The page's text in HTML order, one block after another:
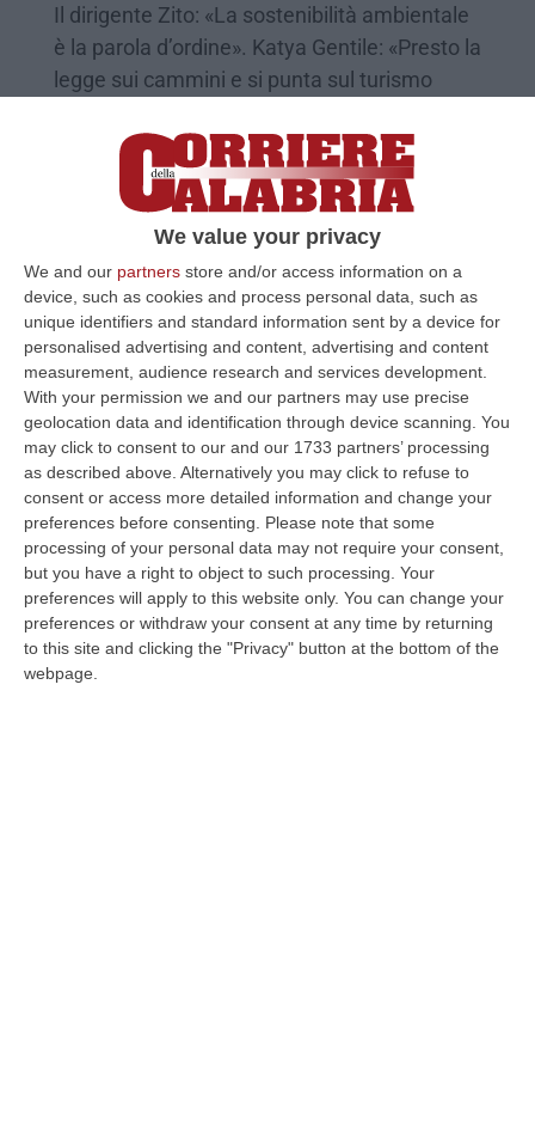
We value your privacy
We and our partners store and/or access information on a
device, such as cookies and process personal data, such as
unique identifiers and standard information sent by a device for
personalised advertising and content, advertising and content
measurement, audience research and services development.
With your permission we and our partners may use precise
geolocation data and identification through device scanning. You
may click to consent to our and our 1733 partners’ processing
as described above. Alternatively you may click to refuse to
consent or access more detailed information and change your
preferences before consenting. Please note that some
processing of your personal data may not require your consent,
but you have a right to object to such processing. Your
preferences will apply to this website only. You can change your
preferences or withdraw your consent at any time by returning
to this site and clicking the "Privacy" button at the bottom of the
webpage.
Il dirigente Zito: «La sostenibilità ambientale
è la parola d’ordine». Katya Gentile: «Presto la
legge sui cammini e si punta sul turismo
Pubblicato il: 10/02/23 – 13:33
La Calabria (con le sue eccellenze)
protagonista a Casa Sanremo
La regione sarà ospite dello show “Italia in
vetrina” giovedì 9 febbraio. Omaggio
gastronomico a Cecilia Faragò con “il
cappello della strega”